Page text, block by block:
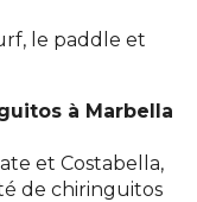
le paddle et
à Marbella
et Costabella,
de chiringuitos